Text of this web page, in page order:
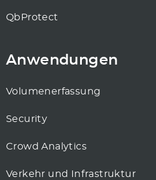
QbProtect
Anwendungen
Volumenerfassung
Security
Crowd Analytics
Verkehr und Infrastruktur